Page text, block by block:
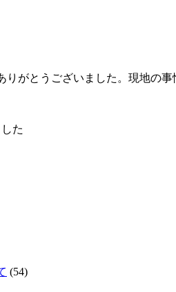
りがとうございました。現地の事
た
(54)